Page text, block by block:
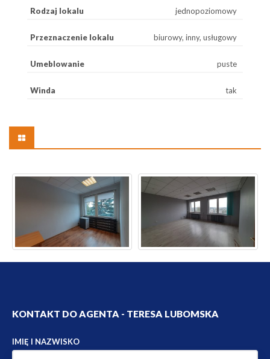
Rodzaj lokalu jednopoziomowy
Przeznaczenie lokalu biurowy, inny, usługowy
Umeblowanie puste
Winda tak
KONTAKT DO AGENTA - TERESA LUBOMSKA
IMIĘ I NAZWISKO